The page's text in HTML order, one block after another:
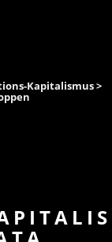
Kapitalismus>